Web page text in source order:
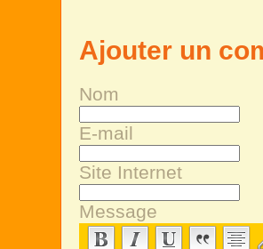
Ajouter un
Nom
E-mail
Site Internet
Message